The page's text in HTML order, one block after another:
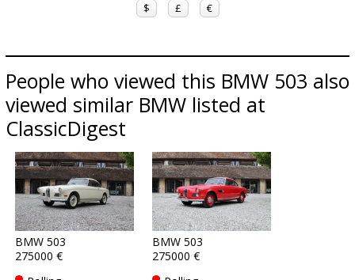
$ £ €
People who viewed this BMW 503 also
viewed similar BMW listed at
ClassicDigest
BMW 503
275000 €
BMW 503
275000 €